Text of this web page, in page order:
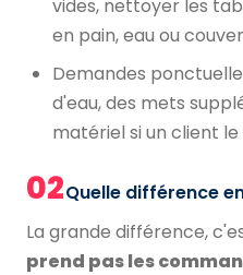
vides, nettoyer les
en pain, eau ou
Demandes
d'eau, des mets
matériel si un client
02Quelle différence
La grande différence,
prend pas les